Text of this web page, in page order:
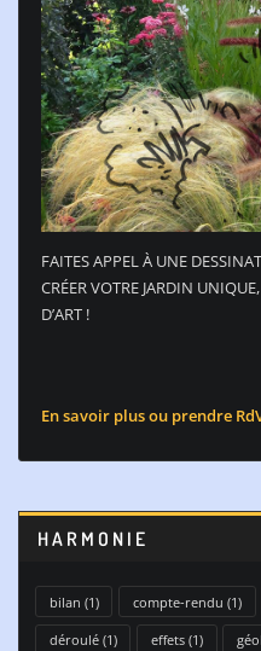
FAITES APPEL À UNE
CRÉER VOTRE JARDIN
D’ART !
En savoir plus ou prendre
HARMONIE
bilan (1) compte-rendu (1)
déroulé(1) effets(1)